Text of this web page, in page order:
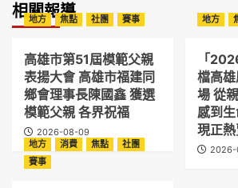
相關報導
地方 焦點 社團 賽事
高雄市第51屆模範父親
表揚大會 高雄市福建同
鄉會理事長陳國鑫 獲選
模範父親 各界祝福
2026-08-09
地方
「
檔高
場 從
感到
現正
地方 消費 焦點
社團
賽事